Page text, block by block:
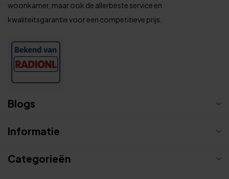
woonkamer, maar ook de allerbeste service en
kwaliteitsgarantie voor een competitieve prijs.
Blogs
Informatie
Categorieën